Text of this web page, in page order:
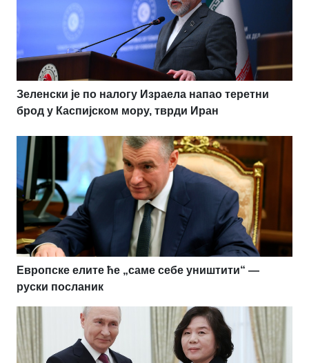
Зеленски је по налогу Израела напао теретни
брод у Каспијском мору, тврди Иран
Европске елите ће „саме себе уништити“ —
руски посланик